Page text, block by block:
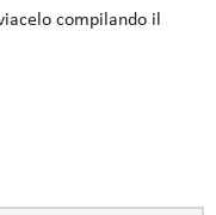
compilando il